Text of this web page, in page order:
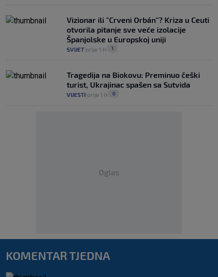
Vizionar ili "Crveni Orbán"? Kriza u Ceuti
otvorila pitanje sve veće izolacije
Španjolske u Europskoj uniji
SVIJET prije 1 h 1
Tragedija na Biokovu: Preminuo češki
turist, Ukrajinac spašen sa Sutvida
VIJESTI prije 1 h 0
Oglas
KOMENTAR TJEDNA